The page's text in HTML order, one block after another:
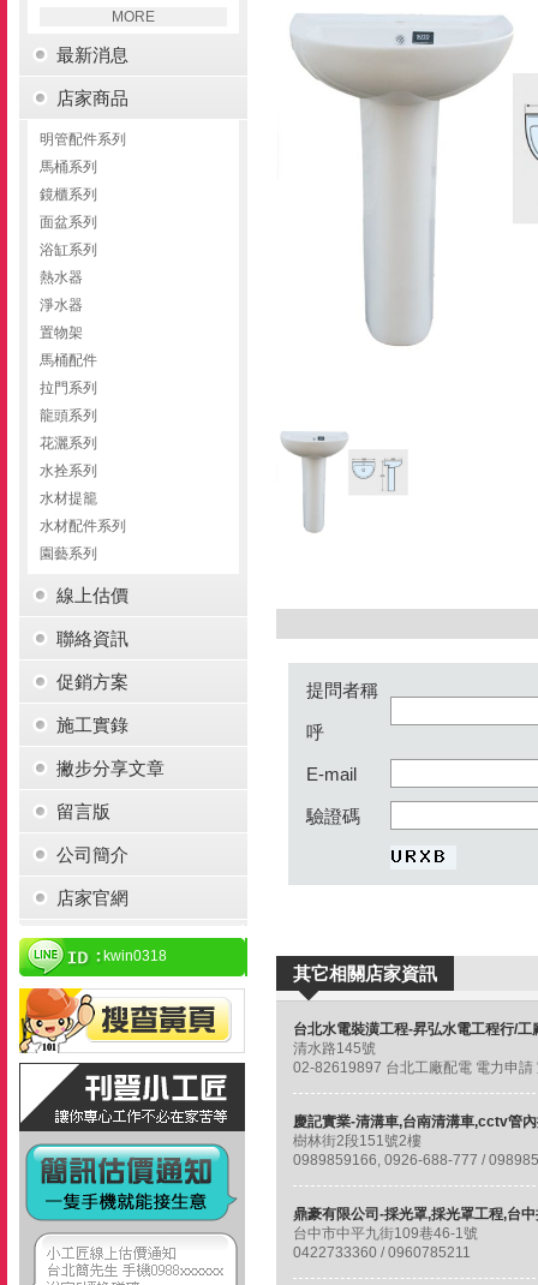
MORE
最新消息
店家商品
明管配件系列
馬桶系列
鏡櫃系列
面盆系列
浴缸系列
熱水器
淨水器
置物架
馬桶配件
拉門系列
龍頭系列
花灑系列
水拴系列
水材提籠
水材配件系列
園藝系列
線上估價
聯絡資訊
促銷方案
施工實錄
撇步分享文章
留言版
公司簡介
店家官網
kwin0318
提問者稱
呼
E-mail
驗證碼
其它相關店家資訊
清水路145號
樹林街2段151號2樓
台中市中平九街109巷46-1號
0422733360 / 0960785211